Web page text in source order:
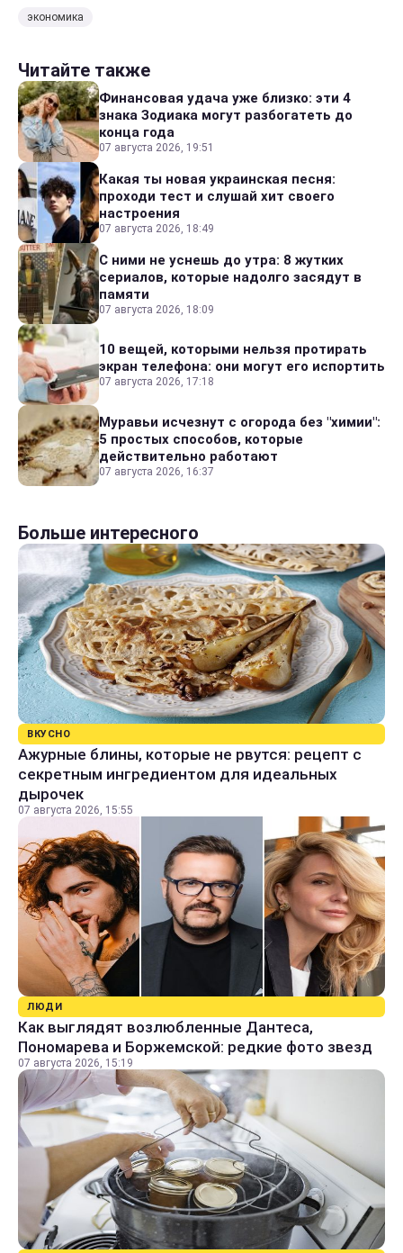
экономика
Читайте также
Финансовая удача уже близко: эти 4
знака Зодиака могут разбогатеть до
конца года
07 августа 2026, 19:51
Какая ты новая украинская песня:
проходи тест и слушай хит своего
настроения
07 августа 2026, 18:49
С ними не уснешь до утра: 8 жутких
сериалов, которые надолго засядут в
памяти
07 августа 2026, 18:09
10 вещей, которыми нельзя протирать
экран телефона: они могут его испортить
07 августа 2026, 17:18
Муравьи исчезнут с огорода без "химии":
5 простых способов, которые
действительно работают
07 августа 2026, 16:37
Больше интересного
ВКУСНО
Ажурные блины, которые не рвутся: рецепт с
секретным ингредиентом для идеальных
дырочек
07 августа 2026, 15:55
ЛЮДИ
Как выглядят возлюбленные Дантеса,
Пономарева и Боржемской: редкие фото звезд
07 августа 2026, 15:19